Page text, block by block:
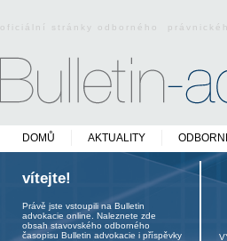
oficiální stránky odborného
DOMŮ AKTUALITY
vítejte!
Právě jste vstoupili na Bulletin
advokacie online. Naleznete zde
obsah stavovského odborného
časopisu Bulletin advokacie i příspěvky